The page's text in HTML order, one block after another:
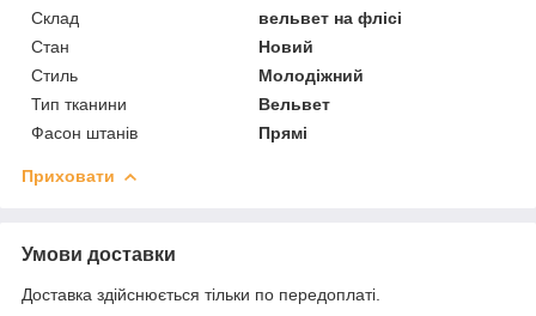
Склад
вельвет на флісі
Стан
Новий
Стиль
Молодіжний
Тип тканини
Вельвет
Фасон штанів
Прямі
Приховати
Умови доставки
Доставка здійснюється тільки по передоплаті.